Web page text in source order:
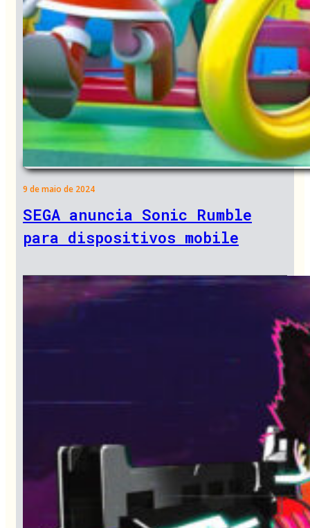
9 de maio de 2024
SEGA anuncia Sonic Rumble
para dispositivos mobile